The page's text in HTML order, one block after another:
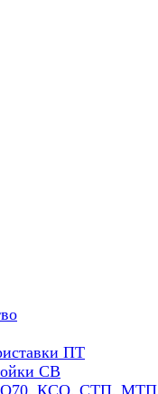
ПТ
СВ
КСО, СТП, МТП